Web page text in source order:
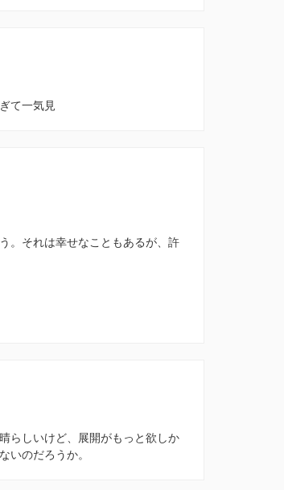
て一気見
。それは幸せなこともあるが、許
らしいけど、展開がもっと欲しか
いのだろうか。